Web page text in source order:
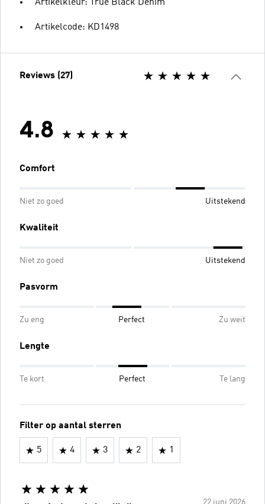
Artikelkleur: True Black Denim
Artikelcode: KD1498
Reviews (27)
4.8
Comfort
Niet zo goed Uitstekend
Kwaliteit
Niet zo goed Uitstekend
Pasvorm
Zu eng Perfect Zu weit
Lengte
Te kort Perfect Te lang
Filter op aantal sterren
5 4 3 2 1
22 juni 2026